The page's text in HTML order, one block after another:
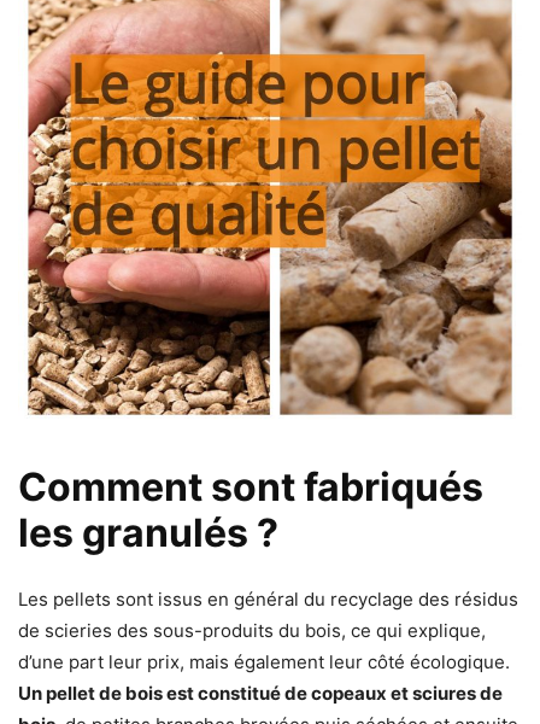
Comment sont fabriqués
les granulés ?
Les pellets sont issus en général du recyclage des résidus
de scieries des sous-produits du bois, ce qui explique,
d’une part leur prix, mais également leur côté écologique.
Un pellet de bois est constitué de copeaux et sciures de